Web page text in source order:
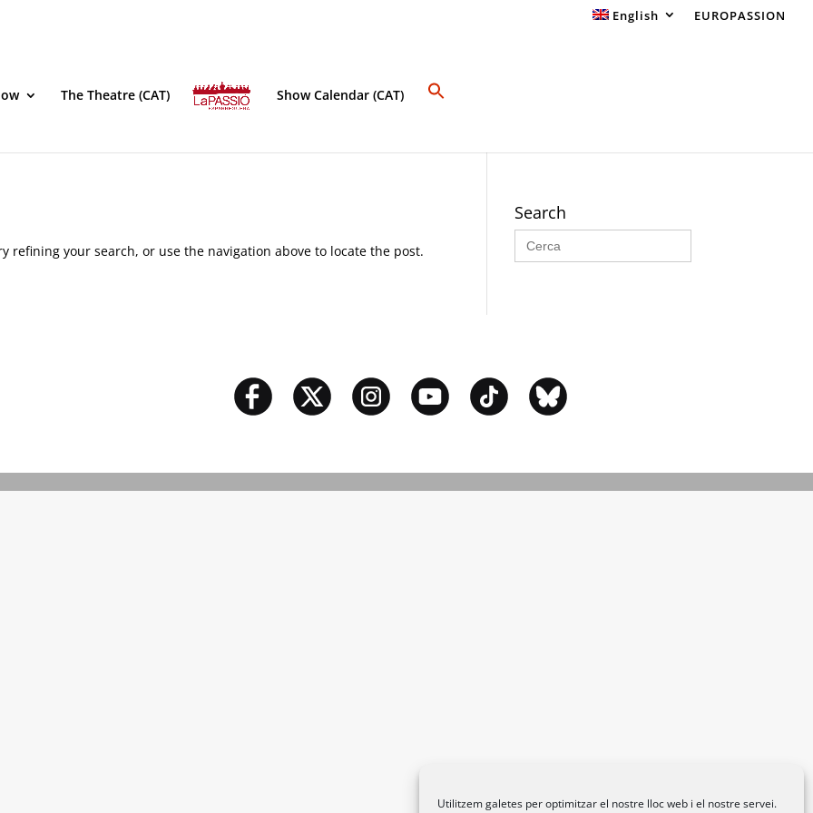
Utilitzem galetes per optimitzar el nostre lloc web i el nostre servei.
English EUROPASSION
The Theatre (CAT) Show Calendar (CAT)
refining your search, or use the navigation above to locate the post.
Search
Search
for: